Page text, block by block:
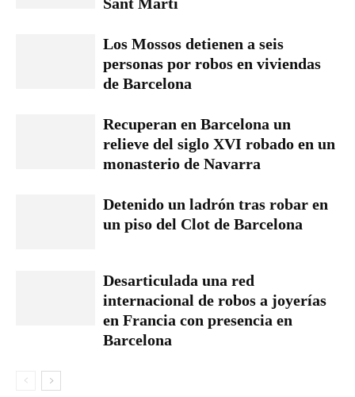
Los Mossos detienen a seis
personas por robos en viviendas
de Barcelona
Recuperan en Barcelona un
relieve del siglo XVI robado en un
monasterio de Navarra
Detenido un ladrón tras robar en
un piso del Clot de Barcelona
Desarticulada una red
internacional de robos a joyerías
en Francia con presencia en
Barcelona